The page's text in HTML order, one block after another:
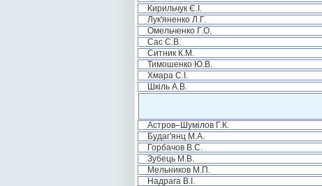
Кирильчук Є.І.
Лук'яненко Л.Г.
Омельченко Г.О.
Сас С.В.
Ситник К.М.
Тимошенко Ю.В.
Хмара С.І.
Шкіль А.В.
Астров–Шумілов Г.К.
Будаг'янц М.А.
Горбачов В.С.
Зубець М.В.
Мельников М.П.
Надрага В.І.